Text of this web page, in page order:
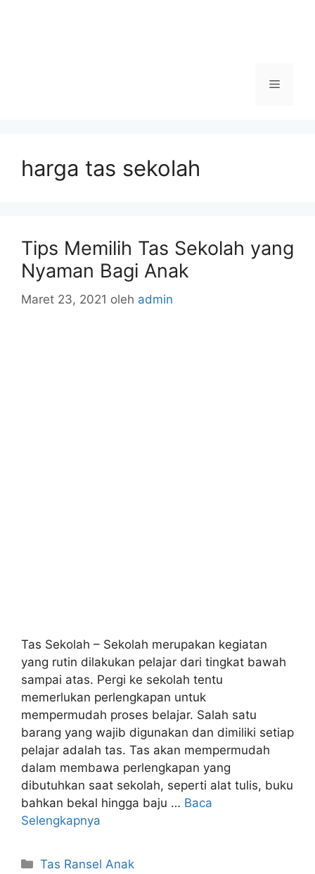
Menu
harga tas sekolah
Tips Memilih Tas Sekolah yang
Nyaman Bagi Anak
Maret 23, 2021 oleh admin
Tas Sekolah – Sekolah merupakan kegiatan
yang rutin dilakukan pelajar dari tingkat bawah
sampai atas. Pergi ke sekolah tentu
memerlukan perlengkapan untuk
mempermudah proses belajar. Salah satu
barang yang wajib digunakan dan dimiliki setiap
pelajar adalah tas. Tas akan mempermudah
dalam membawa perlengkapan yang
dibutuhkan saat sekolah, seperti alat tulis, buku
bahkan bekal hingga baju … Baca
Selengkapnya
Kategori
Tas Ransel Anak